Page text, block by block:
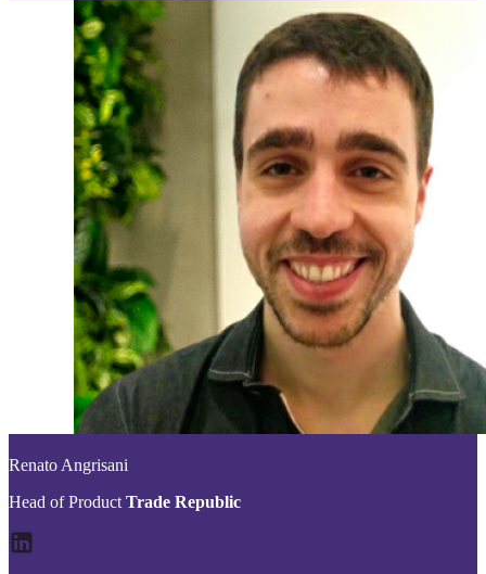
Renato Angrisani
Head of Product Trade Republic